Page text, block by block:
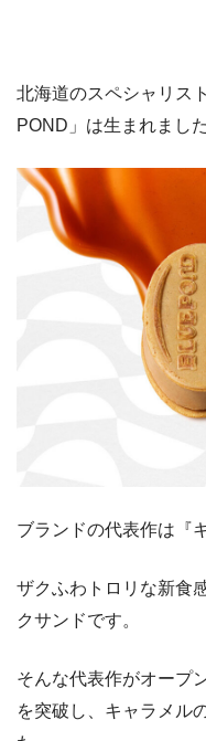
北海道のスペシャリス
POND」は生まれました
ブランドの代表作は『
ザクふわトロリな新食
クサンドです。
そんな代表作がオープ
を突破し、キャラメル